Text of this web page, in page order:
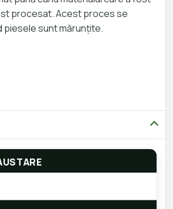
procesat. Acest proces se
piesele sunt mărunțite.